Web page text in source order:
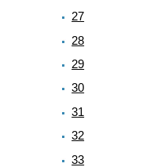
27
28
29
30
31
32
33